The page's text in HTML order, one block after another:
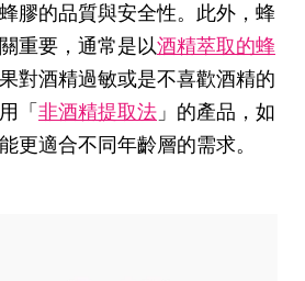
膠的品質與安全性。此外，蜂
重要，通常是以酒精萃取的蜂
對酒精過敏或是不喜歡酒精的
「 非酒精提取法 」的產品，如
能更適合不同年齡層的需求。